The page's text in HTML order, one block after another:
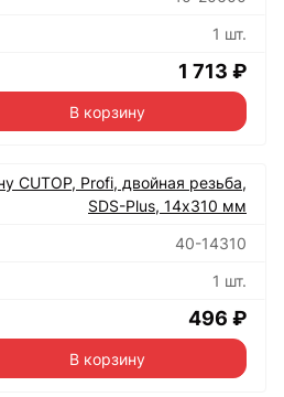
1 шт.
1 713 ₽
В корзину
CUTOP, Profi, двойная резьба,
SDS-Plus, 14х310 мм
40-14310
1 шт.
496 ₽
В корзину